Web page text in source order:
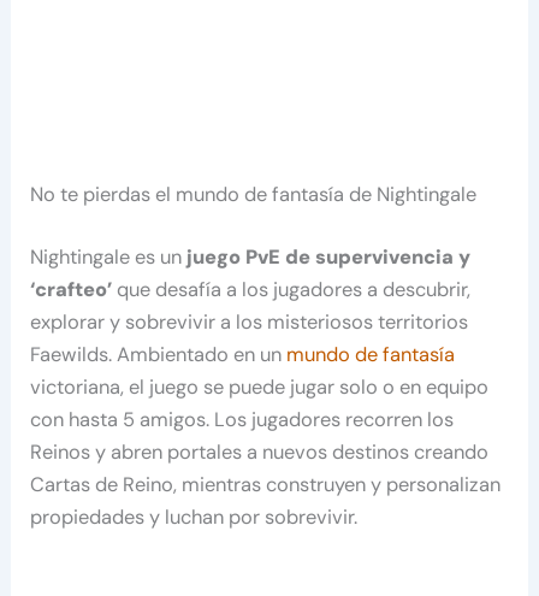
No te pierdas el mundo de fantasía de Nightingale
Nightingale es un juego PvE de supervivencia y
‘crafteo’ que desafía a los jugadores a descubrir,
explorar y sobrevivir a los misteriosos territorios
Faewilds. Ambientado en un mundo de fantasía
victoriana, el juego se puede jugar solo o en equipo
con hasta 5 amigos. Los jugadores recorren los
Reinos y abren portales a nuevos destinos creando
Cartas de Reino, mientras construyen y personalizan
propiedades y luchan por sobrevivir.